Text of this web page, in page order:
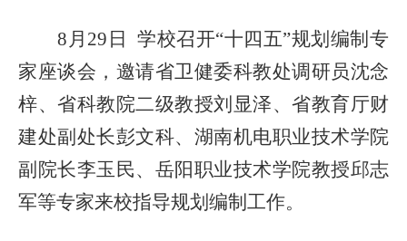
8月29日 学校召开“十四五”规划编制 专
家座谈会， 邀请省卫健委科教处调研员沈念
梓、 省科教院二级教授刘显泽、 省教育厅财
建处副处长彭文科、 湖南机电职业技术学院
副院长李玉民、 岳阳职业技术学院教授邱志
军等专家来校指导规划编制工作。